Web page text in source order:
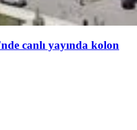
canlı yayında kolon